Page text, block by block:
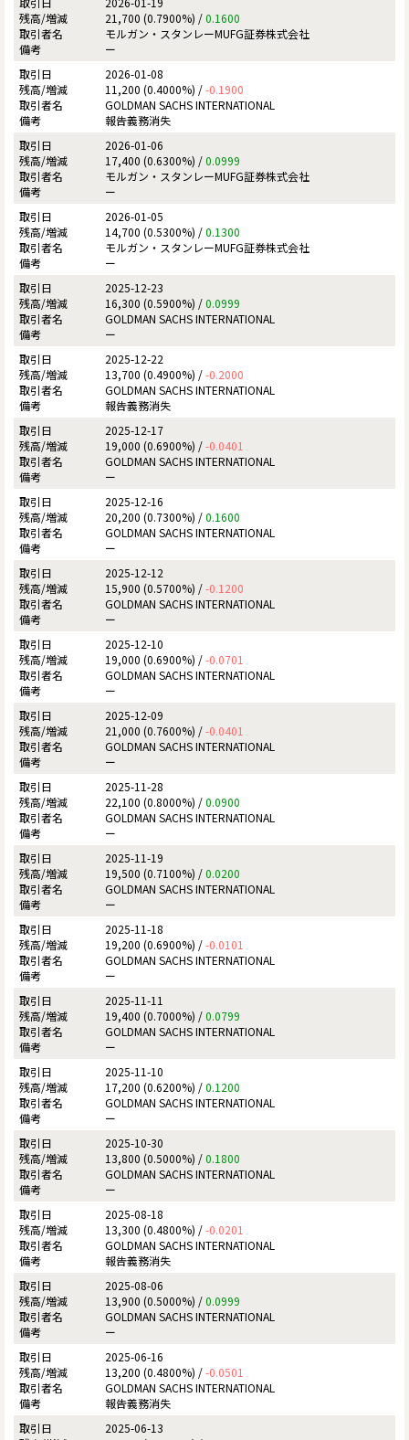
21,700 (0.7900%) /0.1600
モルガン・スタンレーMUFG証券株式会社
ー
2026-01-08
11,200 (0.4000%) /-0.1900
GOLDMAN SACHS INTERNATIONAL
報告義務消失
2026-01-06
17,400 (0.6300%) /0.0999
モルガン・スタンレーMUFG証券株式会社
ー
2026-01-05
14,700 (0.5300%) /0.1300
モルガン・スタンレーMUFG証券株式会社
ー
2025-12-23
16,300 (0.5900%) /0.0999
GOLDMAN SACHS INTERNATIONAL
ー
2025-12-22
13,700 (0.4900%) /-0.2000
GOLDMAN SACHS INTERNATIONAL
報告義務消失
2025-12-17
19,000 (0.6900%) /-0.0401
GOLDMAN SACHS INTERNATIONAL
ー
2025-12-16
20,200 (0.7300%) /0.1600
GOLDMAN SACHS INTERNATIONAL
ー
2025-12-12
15,900 (0.5700%) /-0.1200
GOLDMAN SACHS INTERNATIONAL
ー
2025-12-10
19,000 (0.6900%) /-0.0701
GOLDMAN SACHS INTERNATIONAL
ー
2025-12-09
21,000 (0.7600%) /-0.0401
GOLDMAN SACHS INTERNATIONAL
ー
2025-11-28
22,100 (0.8000%) /0.0900
GOLDMAN SACHS INTERNATIONAL
ー
2025-11-19
19,500 (0.7100%) /0.0200
GOLDMAN SACHS INTERNATIONAL
ー
2025-11-18
19,200 (0.6900%) /-0.0101
GOLDMAN SACHS INTERNATIONAL
ー
2025-11-11
19,400 (0.7000%) /0.0799
GOLDMAN SACHS INTERNATIONAL
ー
2025-11-10
17,200 (0.6200%) /0.1200
GOLDMAN SACHS INTERNATIONAL
ー
2025-10-30
13,800 (0.5000%) /0.1800
GOLDMAN SACHS INTERNATIONAL
ー
2025-08-18
13,300 (0.4800%) /-0.0201
GOLDMAN SACHS INTERNATIONAL
報告義務消失
2025-08-06
13,900 (0.5000%) /0.0999
GOLDMAN SACHS INTERNATIONAL
ー
2025-06-16
13,200 (0.4800%) /-0.0501
GOLDMAN SACHS INTERNATIONAL
報告義務消失
2025-06-13